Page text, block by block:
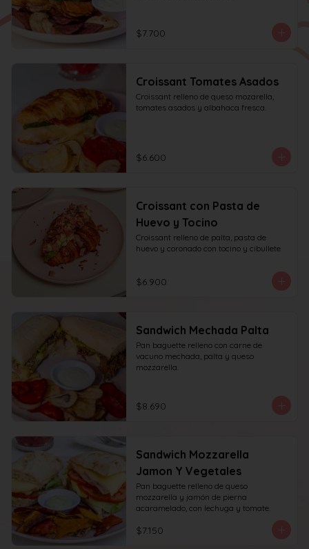
$7.700
Croissant Tomates Asados
Croissant relleno de queso mozarella,
tomates asados y albahaca fresca.
$6.600
Croissant con Pasta de
Huevo y Tocino
Croissant relleno de palta, pasta de
huevo y coronado con tocino y cibullete
$6.900
Sandwich Mechada Palta
Pan baguette relleno con carne de
vacuno mechada, palta y queso
mozzarella.
$8.690
Sandwich Mozzarella
Jamon Y Vegetales
Pan baguette relleno de queso
mozzarella y jamón de pierna
acaramelado, con lechuga y tomate.
$7.150